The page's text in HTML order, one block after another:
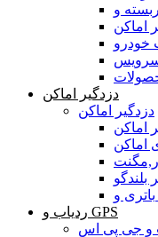
اماکن
دزدگیر اماکن
دزدگیر اماکن
اماکن
اماکن
بلندگو
ردیاب و GPS